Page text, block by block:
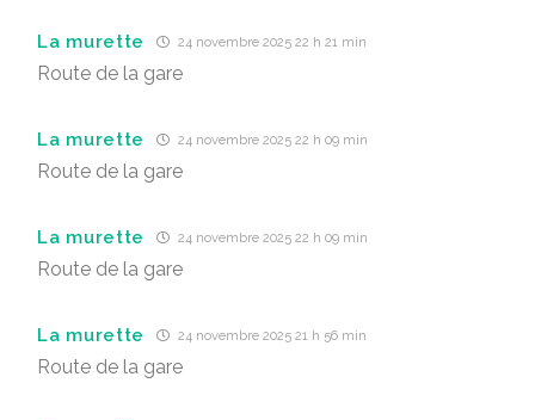
La murette 24 novembre 2025 22 h 21 min
Route de la gare
La murette 24 novembre 2025 22 h 09 min
Route de la gare
La murette 24 novembre 2025 22 h 09 min
Route de la gare
La murette 24 novembre 2025 21 h 56 min
Route de la gare